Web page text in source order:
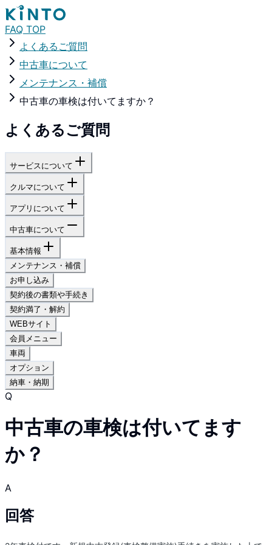
FAQ TOP
よくあるご質問
中古車について
メンテナンス・補償
中古車の車検は付いてますか？
よくあるご質問
サービスについて
クルマについて
アプリについて
中古車について
基本情報
メンテナンス・補償
お申し込み
契約後の書類や手続き
契約満了・解約
WEBサイト
会員メニュー
車両
オプション
納車・納期
Q
中古車の車検は付いてます
か？
A
回答